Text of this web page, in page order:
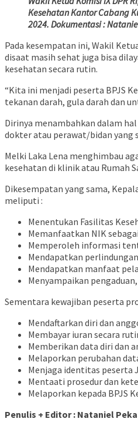
Kesehatan Kantor Cabang
2024. Dokumentasi :
Pada kesempatan ini, Wakil
disaat masih sehat juga bisa
kesehatan secara rutin.
“Kita ini menjadi peserta BPJS
tekanan darah, gula darah dan
Dirinya menambahkan dalam
dokter atau perawat/bidan yang
Melki Laka Lena menghimbau
kesehatan di klinik atau Rumah
Dikesempatan yang sama,
meliputi :
Menentukan Fasilitas
Memanfaatkan NIK
Memperoleh informasi
Mendapatkan
Mendapatkan manfaat
Menyampaikan
Sementara kewajiban peserta
Mendaftarkan diri dan
Membayar iuran secara
Memberikan data diri dan
Melaporkan perubahan
Menjaga identitas peserta
Mentaati prosedur dan
Melaporkan kepada BPJS
Penulis + Editor : Nataniel